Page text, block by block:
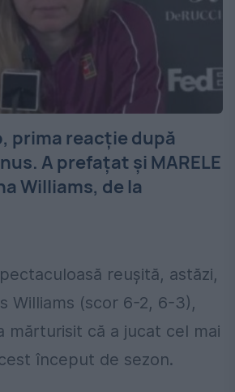
prima reacție după
A prefațat și MARELE
Williams, de la
reușită, astăzi,
Williams (scor 6-2, 6-3),
mărturisit că a jucat cel mai
început de sezon.